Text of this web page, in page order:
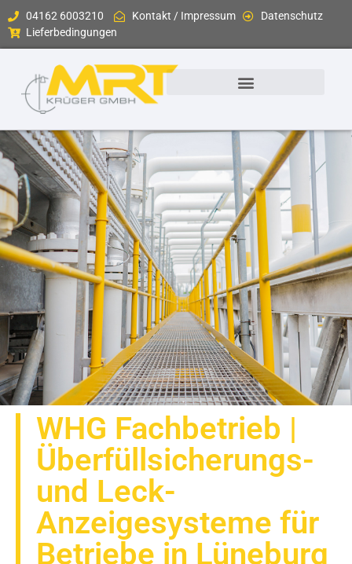
04162 6003210 Kontakt / Impressum
Datenschutz
Lieferbedingungen
WHG Fachbetrieb |
Überfüllsicherungs-
und Leck-
Anzeigesysteme für
Betriebe in Lüneburg